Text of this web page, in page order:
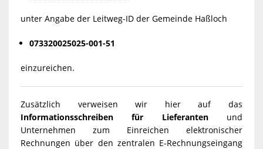
unter Angabe der Leitweg-ID der Gemeinde Haßloch
073320025025-001-51
einzureichen.
Zusätzlich verweisen wir hier auf das
Informationsschreiben für Lieferantenund
Unternehmen zum Einreichen elektronischer
Rechnungen über den zentralen E-Rechnungseingang